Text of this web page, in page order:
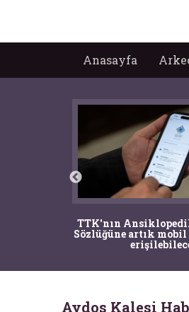
Anasayfa
TTK'nın
Sözlüğüne artık
Aydos Kalesi